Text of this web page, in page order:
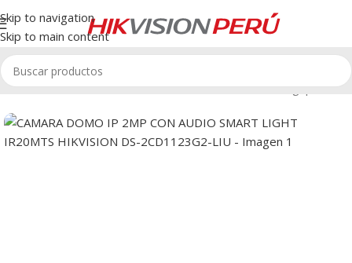
Skip to navigation
Skip to main content
Cámaras IP Domo HikVision/Cámaras IP Domo 2 Megapíxeles